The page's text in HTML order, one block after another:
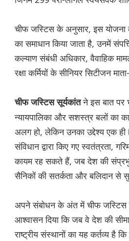
चीफ जस्टिस के अनुसार, इस योजना
का समाधान किया जाता है, उनमें
कल्याण संबंधी अधिकार, वैवाहिक
रक्षा कर्मियों के सीनियर सिटीजन
चीफ जस्टिस सूर्यकांतने इस बात पर
न्यायपालिका और सशस्त्र बलों का
अलग हो, लेकिन उनका उद्देश्य एक ही
संविधान द्वारा किए गए स्वतंत्रता,
कायम रह सकते हैं, जब देश की
सैनिकों की सतर्कता और बलिदान से
अपने संबोधन के अंत में चीफ जस्टिस
आश्वासन दिया कि जब वे देश की
राष्ट्रीय संस्थानों का यह कर्तव्य है